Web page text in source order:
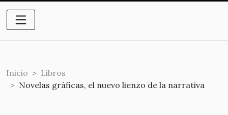
Inicio
Libros
Novelas gráficas, el nuevo lienzo de la narrativa